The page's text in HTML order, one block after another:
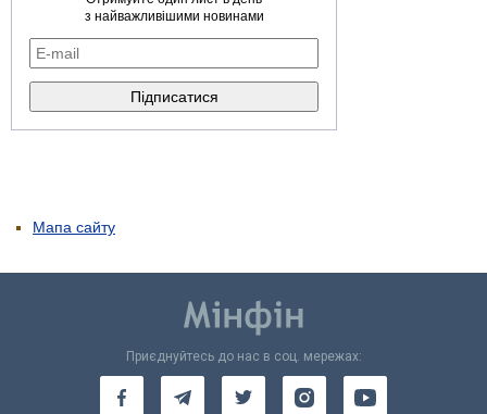
з найважливішими новинами
Мапа сайту
Приєднуйтесь до нас в соц. мережах: